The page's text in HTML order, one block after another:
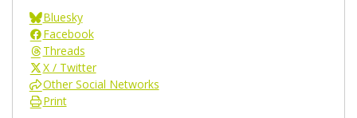
Bluesky
Facebook
Threads
X / Twitter
Other Social Networks
Print